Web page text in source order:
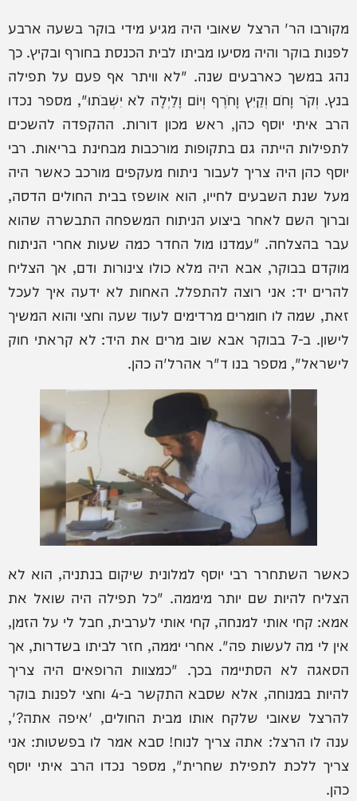
מקורבו הר' הרצל שאובי היה מגיע מידי בוקר בשעה ארבע
לפנות בוקר והיה מסיעו מביתו לבית הכנסת בחורף ובקיץ. כך
נהג במשך כארבעים שנה. "לא וויתר אף פעם על תפילה
בנץ. וְקֹר וָחֹם וְקַיִץ וָחֹרֶף וְיוֹם וָלַיְלָה לֹא יִשְׁבֹּתוּ", מספר נכדו
הרב איתי יוסף כהן, ראש מכון דורות. ההקפדה להשכים
לתפילות הייתה גם בתקופות מורכבות מבחינת בריאות. רבי
יוסף כהן היה צריך לעבור ניתוח מעקפים מורכב כאשר היה
מעל שנת השבעים לחייו, הוא אושפז בבית החולים הדסה,
וברוך השם לאחר ביצוע הניתוח המשפחה התבשרה שהוא
עבר בהצלחה. "עמדנו מול החדר כמה שעות אחרי הניתוח
מוקדם בבוקר, אבא היה מלא כולו צינורות ודם, אך הצליח
להרים יד: אני רוצה להתפלל. האחות לא ידעה איך לעכל
זאת, שמה לו חומרים מרדימים לעוד שעה וחצי והוא המשיך
לישון. ב-7 בבוקר אבא שוב מרים את היד: לא קראתי חוק
לישראל", מספר בנו ד"ר אהרל'ה כהן.
כאשר השתחרר רבי יוסף למלונית שיקום בנתניה, הוא לא
הצליח להיות שם יותר מיממה. "כל תפילה היה שואל את
אמא: קחי אותי למנחה, קחי אותי לערבית, חבל לי על הזמן,
אין לי מה לעשות פה". אחרי יממה, חזר לביתו בשדרות, אך
הסאגה לא הסתיימה בכך. "כמצוות הרופאים היה צריך
להיות במנוחה, אלא שסבא התקשר ב-4 וחצי לפנות בוקר
להרצל שאובי שלקח אותו מבית החולים, 'איפה אתה?',
ענה לו הרצל: אתה צריך לנוח! סבא אמר לו בפשטות: אני
צריך ללכת לתפילת שחרית", מספר נכדו הרב איתי יוסף
כהן.